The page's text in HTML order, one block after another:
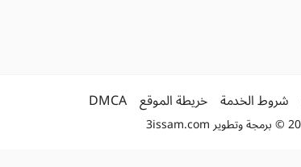
شروط الخدمة خريطة الموقع DMCA
3issam.com